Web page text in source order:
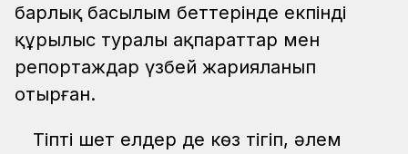
барлық басылым беттерінде екпінді
құрылыс туралы ақпараттар мен
репортаждар үзбей жарияланып
отырған.
Тіпті шет елдер де көз тігіп, әлем